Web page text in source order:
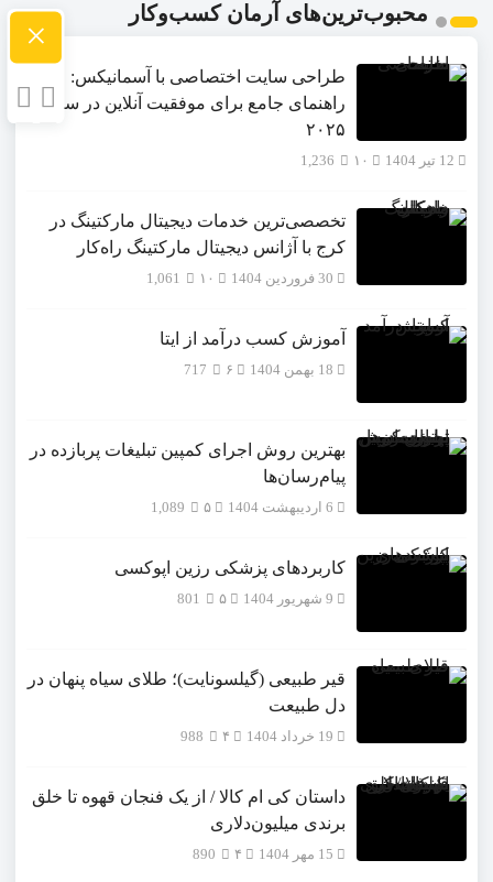
محبوب‌ترین‌های آرمان کسب‌وکار
طراحی سایت اختصاصی با آسمانیکس:
راهنمای جامع برای موفقیت آنلاین در سال
۲۰۲۵
12 تیر 1404 1,236
تخصصی‌ترین خدمات دیجیتال مارکتینگ در
کرج با آژانس دیجیتال مارکتینگ راه‌کار
30 فروردین 1404 1,061
آموزش کسب درآمد از ایتا
18 بهمن 1404 717
بهترین روش اجرای کمپین تبلیغات پربازده در
پیام‌رسان‌ها
6 اردیبهشت 1404 1,089
کاربردهای پزشکی رزین اپوکسی
9 شهریور 1404 801
قیر طبیعی (گیلسونایت)؛ طلای سیاه پنهان در
دل طبیعت
19 خرداد 1404 988
داستان کی ام کالا / از یک فنجان قهوه تا خلق
برندی میلیون‌دلاری
15 مهر 1404 890
×